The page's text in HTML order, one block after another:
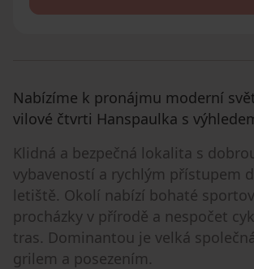
Nabízíme k pronájmu moderní
vilové čtvrti Hanspaulka s
Klidná a bezpečná lokalita s
vybaveností a rychlým přístupem
letiště. Okolí nabízí bohaté
procházky v přírodě a nespočet
tras. Dominantou je velká
grilem a posezením.